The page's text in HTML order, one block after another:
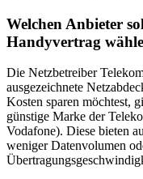
Welchen Anbieter
Handyvertrag
Die Netzbetreiber
ausgezeichnete
Kosten sparen möchtest,
günstige Marke der
Vodafone). Diese bieten
weniger Datenvolumen